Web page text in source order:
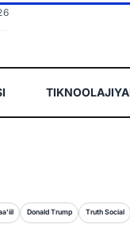
Donald Trump Truth Social